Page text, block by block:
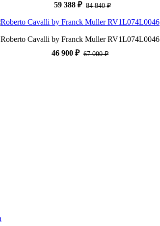
59 388 ₽ 84 840 ₽
Roberto Cavalli by Franck Muller RV1L074L0046
46 900 ₽ 67 000 ₽